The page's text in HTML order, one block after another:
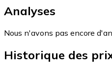
Analyses
Nous n'avons pas encore
Historique des